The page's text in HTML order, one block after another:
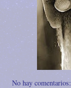
No hay comentarios: